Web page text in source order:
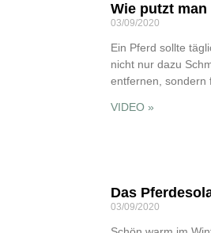
Wie putzt
03/09/2020
Ein Pferd sollte
nicht nur dazu
entfernen, sondern
VIDEO »
Das
03/09/2020